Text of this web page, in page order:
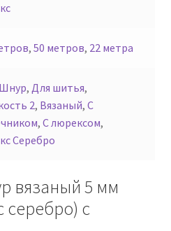
,50 метров, 22 метра
Шнур,Для шитья,
2, Вязаный,С
,С люрексом,
Серебро
вязаный 5 мм
серебро) с